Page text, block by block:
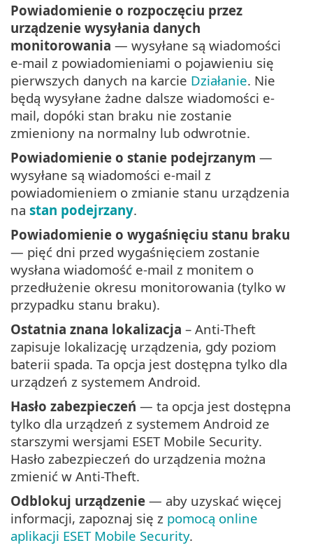
Powiadomienie o rozpoczęciu przez
urządzenie wysyłania danych
monitorowania — wysyłane są wiadomości
e-mail z powiadomieniami o pojawieniu się
pierwszych danych na karcie Działanie. Nie
będą wysyłane żadne dalsze wiadomości e-
mail, dopóki stan braku nie zostanie
zmieniony na normalny lub odwrotnie.
Powiadomienie o stanie podejrzanym —
wysyłane są wiadomości e-mail z
powiadomieniem o zmianie stanu urządzenia
na stan podejrzany.
Powiadomienie o wygaśnięciu stanu braku
— pięć dni przed wygaśnięciem zostanie
wysłana wiadomość e-mail z monitem o
przedłużenie okresu monitorowania (tylko w
przypadku stanu braku).
Ostatnia znana lokalizacja – Anti-Theft
zapisuje lokalizację urządzenia, gdy poziom
baterii spada. Ta opcja jest dostępna tylko dla
urządzeń z systemem Android.
Hasło zabezpieczeń — ta opcja jest dostępna
tylko dla urządzeń z systemem Android ze
starszymi wersjami ESET Mobile Security.
Hasło zabezpieczeń do urządzenia można
zmienić w Anti-Theft.
Odblokuj urządzenie — aby uzyskać więcej
informacji, zapoznaj się z pomocą online
aplikacji ESET Mobile Security.